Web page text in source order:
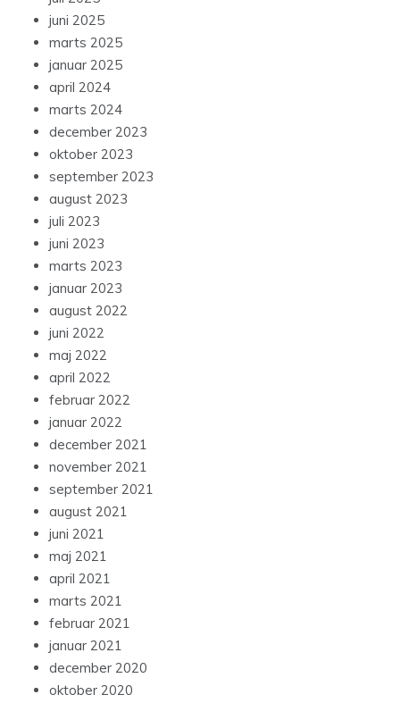
juni 2025
marts 2025
januar 2025
april 2024
marts 2024
december 2023
oktober 2023
september 2023
august 2023
juli 2023
juni 2023
marts 2023
januar 2023
august 2022
juni 2022
maj 2022
april 2022
februar 2022
januar 2022
december 2021
november 2021
september 2021
august 2021
juni 2021
maj 2021
april 2021
marts 2021
februar 2021
januar 2021
december 2020
oktober 2020